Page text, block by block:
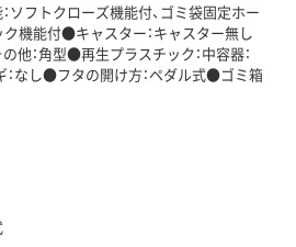
ソフトクローズ機能付、ゴミ袋固定ホー
ク機能付●キャスター：キャスター無し
他：角型●再生プラスチック：中容器：
なし●フタの開け方：ペダル式●ゴミ箱